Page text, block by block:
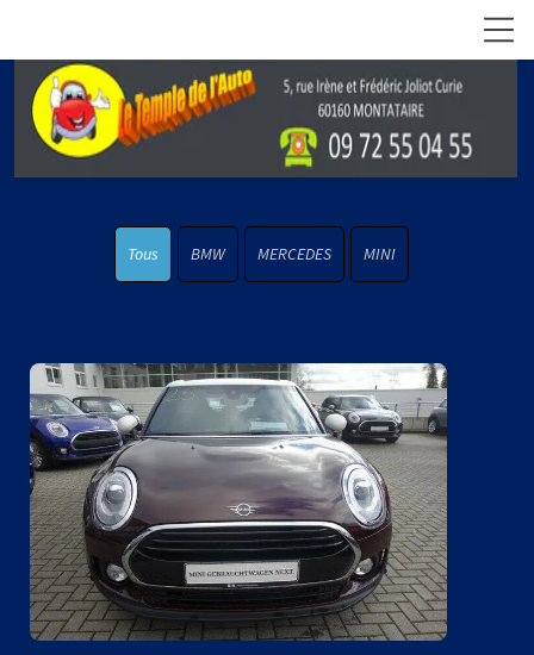
Tous BMW MERCEDES MINI